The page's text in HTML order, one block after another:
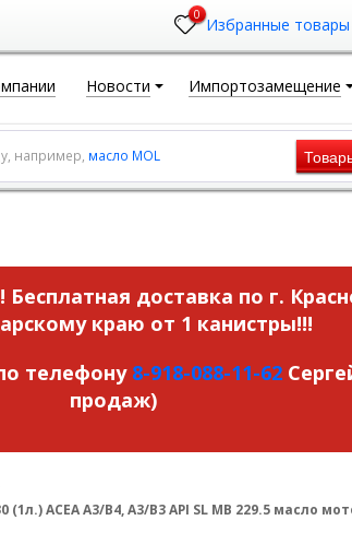
0 Избранные товары
Новости Импортозамещение
например, масло MOL
Бесплатная доставка по г.
краю от 1 канистры!!!
телефону 8-918-088-11-62
продаж)
(1л.) ACEA A3/B4, A3/B3 API SL MB 229.5 масло